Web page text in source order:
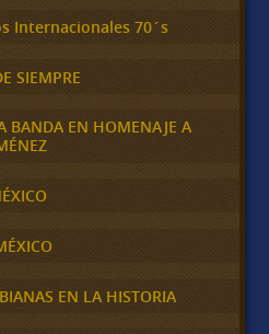
Internacionales 70´s
SIEMPRE
BANDA EN HOMENAJE A
EN LA HISTORIA